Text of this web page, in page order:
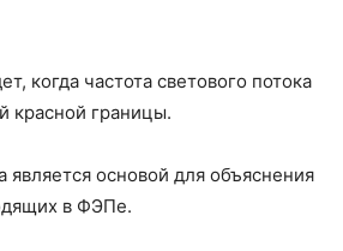
когда частота светового потока
красной границы.
является основой для объяснения
в ФЭПе.